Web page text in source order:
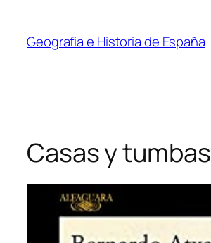
contenido
Geografia e Historia de España
Casas y tumbas